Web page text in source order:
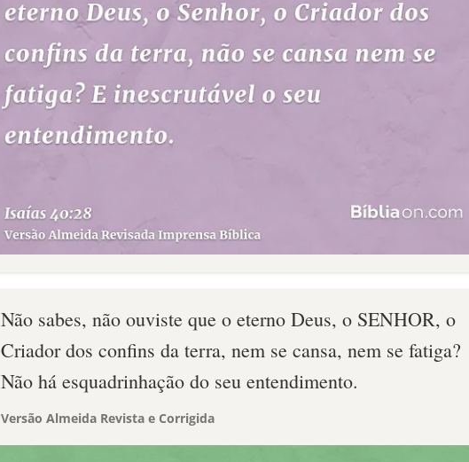
Não sabes, não ouviste que o eterno Deus, o SENHOR, o
Criador dos confins da terra, nem se cansa, nem se fatiga?
Não há esquadrinhação do seu entendimento.
Versão Almeida Revista e Corrigida